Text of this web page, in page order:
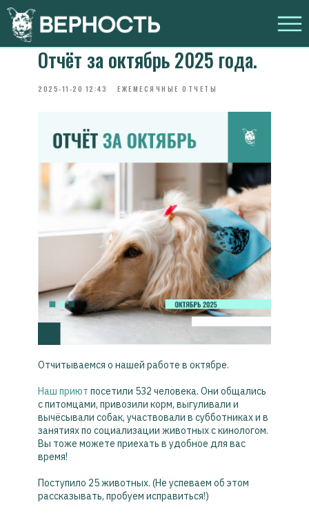
Отчёт за октябрь 2025 года.
2025-11-20 12:43 ЕЖЕМЕСЯЧНЫЕ ОТЧЕТЫ
Отчитываемся о нашей работе в октябре.
Наш приют посетили 532 человека. Они общались
с питомцами, привозили корм, выгуливали и
вычёсывали собак, участвовали в субботниках и в
занятиях по социализации животных с кинологом.
Вы тоже можете приехать в удобное для вас
время!
Поступило 25 животных. (Не успеваем об этом
рассказывать, пробуем исправиться!)